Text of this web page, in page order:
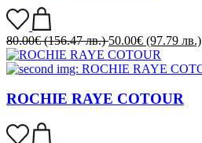
80.00€ (156.47 лв.) 50.00€ (97.79 лв.)
ROCHIE RAYE COTOUR